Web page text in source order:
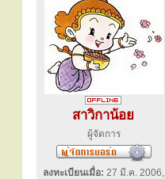
สาวิกาน้อย
ผู้จัดการ
ลงทะเบียนเมื่อ: 27 มี.ค. 2006,